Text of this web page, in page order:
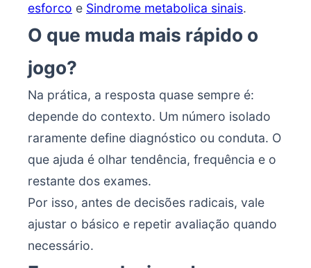
esforco e Sindrome metabolica sinais.
O que muda mais rápido o
jogo?
Na prática, a resposta quase sempre é:
depende do contexto. Um número isolado
raramente define diagnóstico ou conduta. O
que ajuda é olhar tendência, frequência e o
restante dos exames.
Por isso, antes de decisões radicais, vale
ajustar o básico e repetir avaliação quando
necessário.